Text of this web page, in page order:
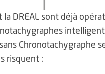
la DREAL sont déjà
Chronotachygraphe
risquent :